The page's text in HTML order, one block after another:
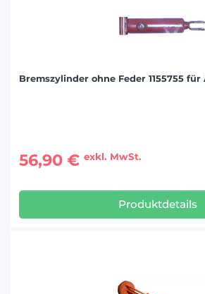
Bremszylinder ohne Feder 1155755
56,90 € exkl. MwSt.
Produktdetails